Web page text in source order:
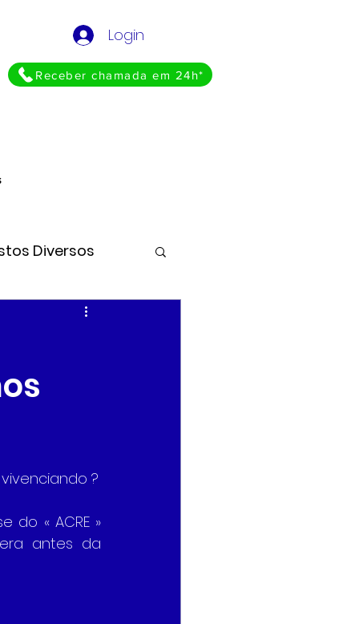
Login
Receber chamada em 24h*
Diversos
?
do « ACRE »
antes da